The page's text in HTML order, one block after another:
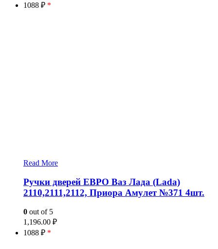
1088 ₽ *
Read More
Ручки дверей ЕВРО Ваз Лада (Lada)
2110,2111,2112, Приора Амулет №371 4шт.
0 out of 5
1,196.00 ₽
1088 ₽ *